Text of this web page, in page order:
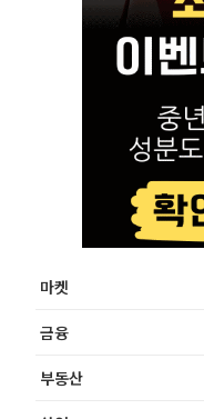
마켓
금융
부동산